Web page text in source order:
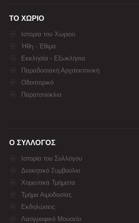
ΤΟ ΧΩΡΙΟ
Ιστορία του Χωριού
Ήθη - Έθιμα
Εκκλησία - Εξωκλήσια
Παραδοσιακή Αρχιτεκτονική
Οδοιπορικό
Παρατσούκλια
Ο ΣΥΛΛΟΓΟΣ
Ιστορία του Συλλόγου
Διοικητικό Συμβούλιο
Χορευτικά Τμήματα
Τμήμα Αιμοδοσίας
Εκδηλώσεις
Λαογραφικό Μουσείο